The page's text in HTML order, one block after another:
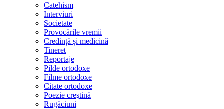
Catehism
Interviuri
Societate
Provocările vremii
Credință și medicină
Tineret
Reportaje
Pilde ortodoxe
Filme ortodoxe
Citate ortodoxe
Poezie creştină
Rugăciuni